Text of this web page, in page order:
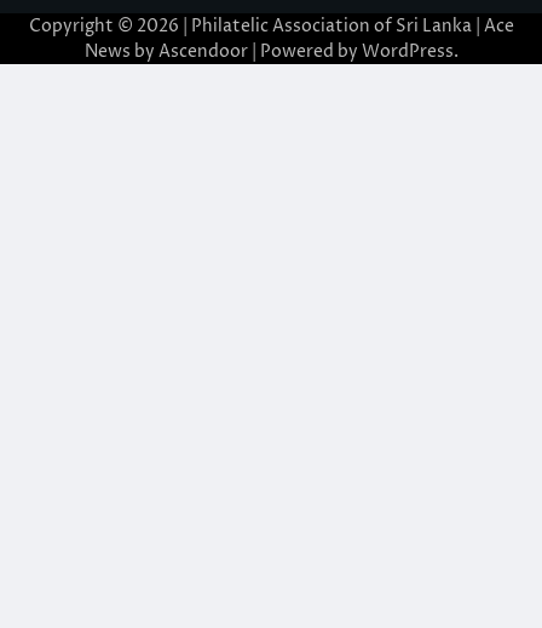
Copyright © 2026 | Philatelic Association of Sri Lanka | Ace
News by Ascendoor| Powered by WordPress.